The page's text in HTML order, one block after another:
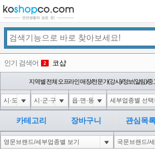
인기 검색어 2 코샵
3 익스
4 1-1; waitfor delay '0:0:15' --
5
6 1-1); waitfor delay '0:0:15' --
지역별 전체 오프라인 매장/전문가(강사)/정보(알림)/
카테고리 장바구니 관심목